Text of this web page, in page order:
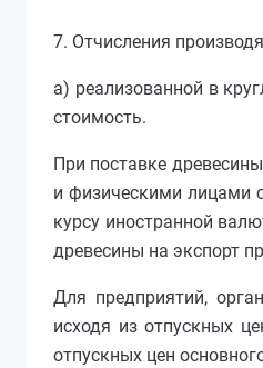
7. Отчисления
а) реализованной в
стоимость.
При поставке
и физическими лицами
курсу иностранной
древесины на экспорт
Для предприятий,
исходя из отпускных
отпускных цен